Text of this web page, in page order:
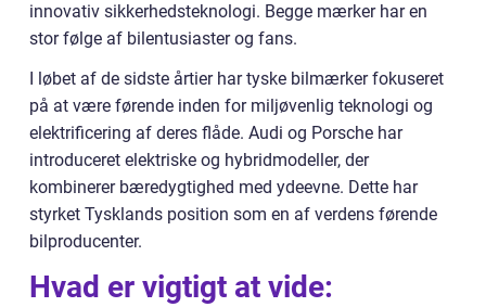
innovativ sikkerhedsteknologi. Begge mærker har en
stor følge af bilentusiaster og fans.
I løbet af de sidste årtier har tyske bilmærker fokuseret
på at være førende inden for miljøvenlig teknologi og
elektrificering af deres flåde. Audi og Porsche har
introduceret elektriske og hybridmodeller, der
kombinerer bæredygtighed med ydeevne. Dette har
styrket Tysklands position som en af verdens førende
bilproducenter.
Hvad er vigtigt at vide: